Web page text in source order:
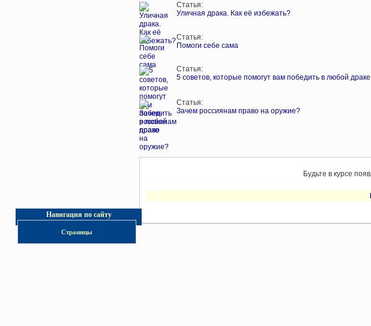
Статья:
Уличная драка. Как её избежать?
Статья:
Помоги себе сама
Статья:
5 советов, которые помогут вам победить в любой драке
Статья:
Зачем россиянам право на оружие?
Будьте в курсе
Навигация по сайту
Страницы